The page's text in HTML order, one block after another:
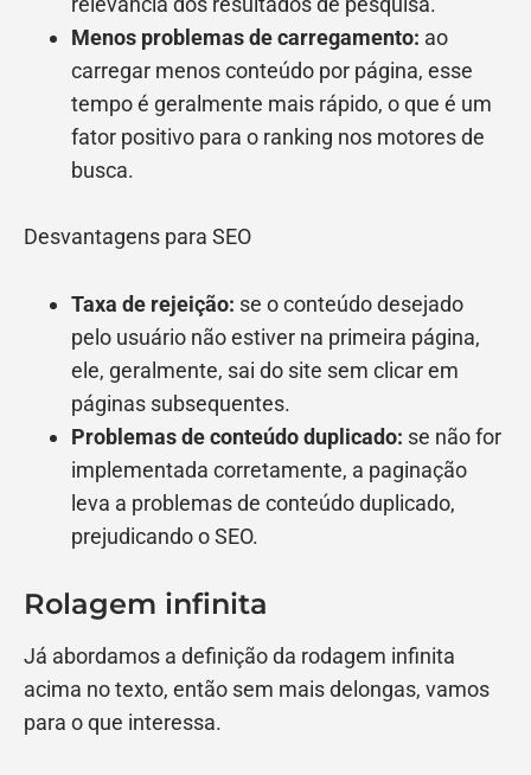
Menos problemas de carregamento: ao
carregar menos conteúdo por página, esse
tempo é geralmente mais rápido, o que é um
fator positivo para o ranking nos motores de
busca.
Desvantagens para SEO
Taxa de rejeição: se o conteúdo desejado
pelo usuário não estiver na primeira página,
ele, geralmente, sai do site sem clicar em
páginas subsequentes.
Problemas de conteúdo duplicado: se não for
implementada corretamente, a paginação
leva a problemas de conteúdo duplicado,
prejudicando o SEO.
Rolagem infinita
Já abordamos a definição da rodagem infinita
acima no texto, então sem mais delongas, vamos
para o que interessa.